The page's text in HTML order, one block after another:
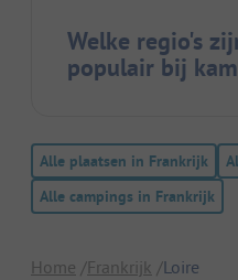
Welke regio's
populair bij
Alle plaatsen in Frankrijk
Alle campings in Frankrijk
Home Frankrijk Loire